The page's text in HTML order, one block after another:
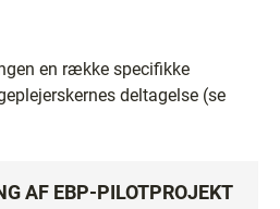
en række specifikke
deltagelse (se
AF EBP-PILOTPROJEKT